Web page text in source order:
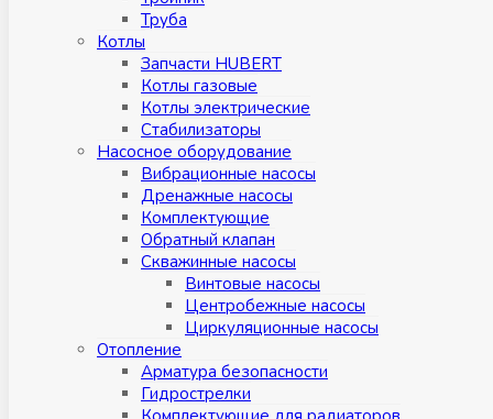
Труба
Котлы
Запчасти HUBERT
Котлы газовые
Котлы электрические
Стабилизаторы
Насосное оборудование
Вибрационные насосы
Дренажные насосы
Комплектующие
Обратный клапан
Скважинные насосы
Винтовые насосы
Центробежные насосы
Циркуляционные насосы
Отопление
Арматура безопасности
Гидрострелки